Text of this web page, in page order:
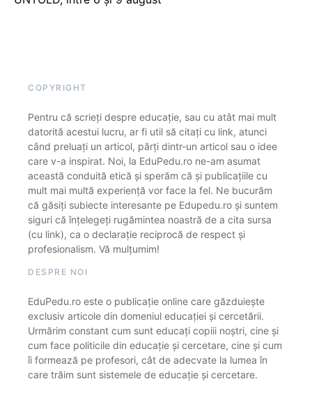
COPYRIGHT
Pentru că scrieți despre educație, sau cu atât mai mult
datorită acestui lucru, ar fi util să citați cu link, atunci
când preluați un articol, părți dintr-un articol sau o idee
care v-a inspirat. Noi, la EduPedu.ro ne-am asumat
această conduită etică și sperăm că și publicațiile cu
mult mai multă experiență vor face la fel. Ne bucurăm
că găsiți subiecte interesante pe Edupedu.ro și suntem
siguri că înțelegeți rugămintea noastră de a cita sursa
(cu link), ca o declarație reciprocă de respect și
profesionalism. Vă mulțumim!
DESPRE NOI
EduPedu.ro este o publicație online care găzduiește
exclusiv articole din domeniul educației și cercetării.
Urmărim constant cum sunt educați copiii noștri, cine și
cum face politicile din educație și cercetare, cine și cum
îi formează pe profesori, cât de adecvate la lumea în
care trăim sunt sistemele de educație și cercetare.